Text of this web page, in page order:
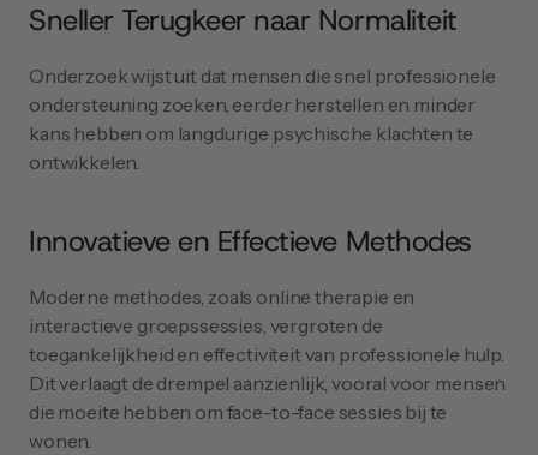
Sneller Terugkeer naar Normaliteit
Onderzoek wijst uit dat mensen die snel professionele
ondersteuning zoeken, eerder herstellen en minder
kans hebben om langdurige psychische klachten te
ontwikkelen.
Innovatieve en Effectieve Methodes
Moderne methodes, zoals online therapie en
interactieve groepssessies, vergroten de
toegankelijkheid en effectiviteit van professionele hulp.
Dit verlaagt de drempel aanzienlijk, vooral voor mensen
die moeite hebben om face-to-face sessies bij te
wonen.